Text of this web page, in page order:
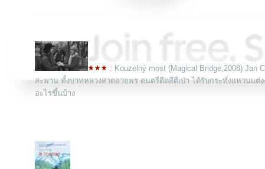
: Kouzelný most (Magical Bridge,2008)
สะพาน ทั้งบาทหลวงสวดอวยพร ดนตรีดีดสีตีเป่า ได้รับกระทั่งแหวนแต่
อะไรขึ้นบ้าง